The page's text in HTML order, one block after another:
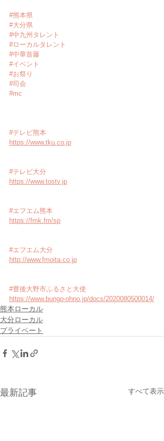
#熊本県
#大分県
#中九州タレント
#ローカルタレント
#中華首藤
#イベント
#お祭り
#司会
#mc
#テレビ熊本
https://www.tku.co.jp
#テレビ大分
https://www.tostv.jp
#エフエム熊本
https://fmk.fm/sp
#エフエム大分
http://www.fmoita.co.jp
#豊後大野市ふるさと大使
https://www.bungo-ohno.jp/docs/2020080500014/
熊本ローカル
大分ローカル
プライベート
最新記事 すべて表示